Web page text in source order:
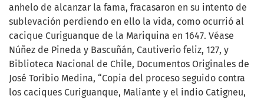
anhelo de alcanzar la fama, fracasaron en su intento de
sublevación perdiendo en ello la vida, como ocurrió al
cacique Curiguanque de la Mariquina en 1647. Véase
Núñez de Pineda y Bascuñán, Cautiverio feliz, 127, y
Biblioteca Nacional de Chile, Documentos Originales de
José Toribio Medina, “Copia del proceso seguido contra
los caciques Curiguanque, Maliante y el indio Catigneu,